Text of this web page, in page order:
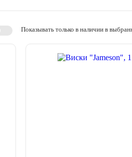
Показывать только в наличии в